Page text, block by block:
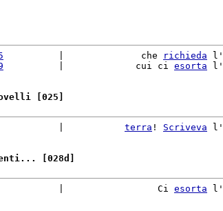
          |              che
richieda l'
          |             cui ci
esorta l'
[025]
terra ! Scriveva l'
[028d]
|                 Ci
esorta l'